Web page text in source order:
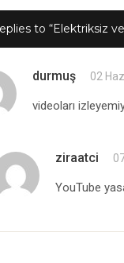
to “Elektriksiz ve
durmuş 02
videoları
ziraatci
YouTube